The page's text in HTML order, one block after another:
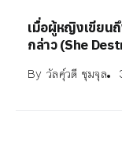
เมื่อผู้หญิงเขียน
กล่าว (She
By วัลคุ์วดี ชุมจุล